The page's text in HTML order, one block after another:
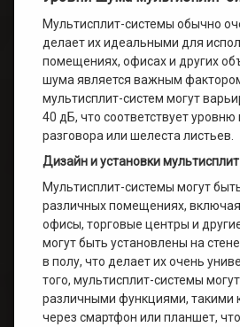
Мультисплит-системы обычно
делает их идеальными для
помещениях, офисах и других
шума является важным
мультисплит-систем могут
40 дБ, что соответствует уровню
разговора или шелеста листьев.
Дизайн и установки
Мультисплит-системы могут
различных помещениях,
офисы, торговые центры и
могут быть установлены на
в полу, что делает их очень
того, мультисплит-системы
различными функциями, такими
через смартфон или планшет,